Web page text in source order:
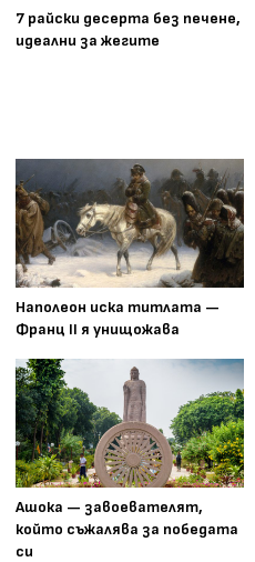
7 райски десерта без печене,
идеални за жегите
Наполеон иска титлата —
Франц II я унищожава
Ашока — завоевателят,
който съжалява за победата
си